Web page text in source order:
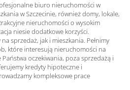
biuro nieruchomości w
w Szczecinie, również domy, lokale,
nieruchomości o wysokim
niesie dodatkowe korzyści.
sprzedaż, jak i mieszkania. Pełnimy
które interesują nieruchomości na
Państwa oczekiwania, poza sprzedażą i
kredyty hipoteczne i
kompleksowe prace